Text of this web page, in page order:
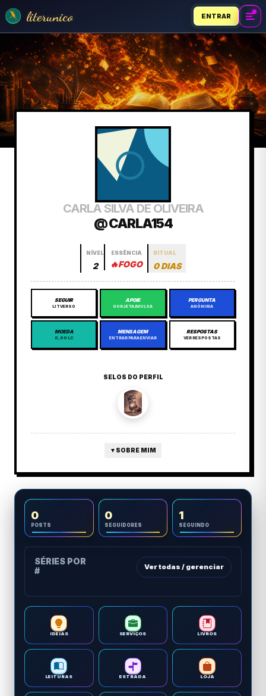
literunico ENTRAR
CARLA SILVA DE OLIVEIRA
@ CARLA154
NÍVEL
2
ESSÊNCIA
🔥FOGO
RITUAL
0 DIAS
SEGUIR
LITVERSO
APOIE
GORJETA AVULSA
PERGUNTA
ANÔNIMA
MOEDA
0,00 LC
MENSAGEM
ENTRAR PARA ENVIAR
RESPOSTAS
VER RESPOSTAS
SELOS DO PERFIL
▼ SOBRE MIM
0
POSTS
0
SEGUIDORES
1
SEGUINDO
SÉRIES POR
#
Ver todas / gerenciar
IDEIAS SERVIÇOS LIVROS
LEITURAS ESTRADA LOJA